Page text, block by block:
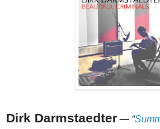
Dirk Darmstaedter — “